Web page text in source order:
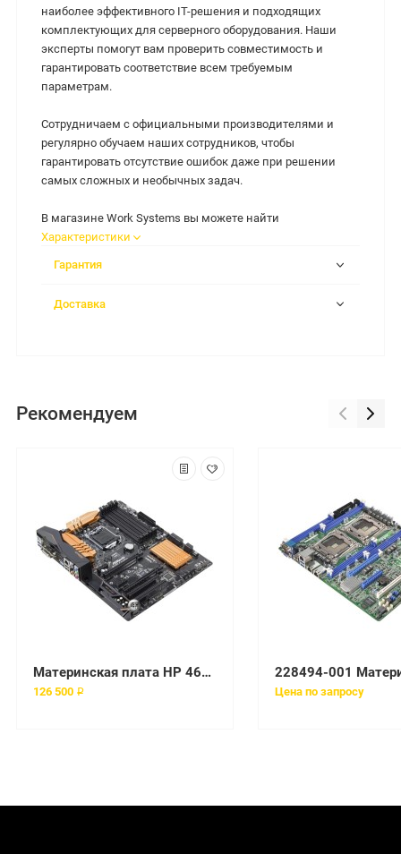
наиболее эффективного IT-решения и подходящих
комплектующих для серверного оборудования. Наши
эксперты помогут вам проверить совместимость и
гарантировать соответствие всем требуемым
параметрам.
Сотрудничаем с официальными производителями и
регулярно обучаем наших сотрудников, чтобы
гарантировать отсутствие ошибок даже при решении
самых сложных и необычных задач.
В магазине Work Systems вы можете найти
Характеристики
Гарантия
Доставка
Рекомендуем
Материнская плата HP 461317-002 Socket 1366
126 500 ₽ Цена по запросу